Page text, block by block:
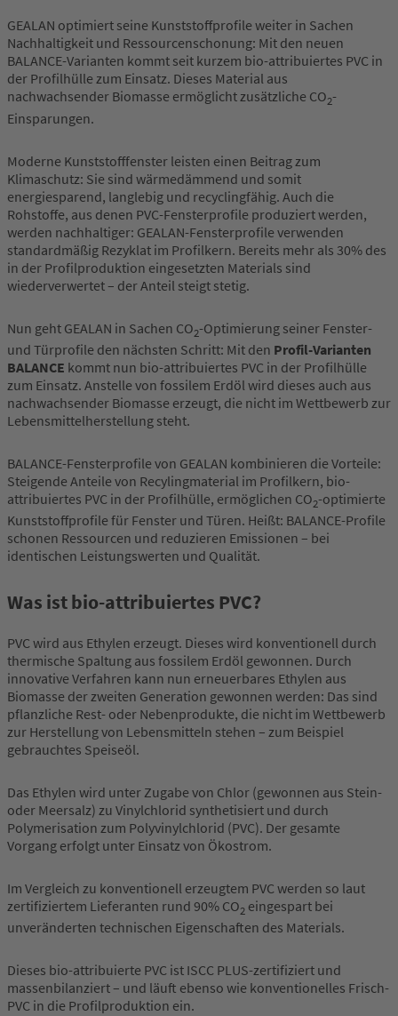
GEALAN optimiert seine Kunststoffprofile weiter in Sachen
Nachhaltigkeit und Ressourcenschonung: Mit den neuen
BALANCE-Varianten kommt seit kurzem bio-attribuiertes PVC in
der Profilhülle zum Einsatz. Dieses Material aus
nachwachsender Biomasse ermöglicht zusätzliche CO2-
Einsparungen.
Moderne Kunststofffenster leisten einen Beitrag zum
Klimaschutz: Sie sind wärmedämmend und somit
energiesparend, langlebig und recyclingfähig. Auch die
Rohstoffe, aus denen PVC-Fensterprofile produziert werden,
werden nachhaltiger: GEALAN-Fensterprofile verwenden
standardmäßig Rezyklat im Profilkern. Bereits mehr als 30% des
in der Profilproduktion eingesetzten Materials sind
wiederverwertet – der Anteil steigt stetig.
Nun geht GEALAN in Sachen CO2-Optimierung seiner Fenster-
und Türprofile den nächsten Schritt: Mit den Profil-Varianten
BALANCE kommt nun bio-attribuiertes PVC in der Profilhülle
zum Einsatz. Anstelle von fossilem Erdöl wird dieses auch aus
nachwachsender Biomasse erzeugt, die nicht im Wettbewerb zur
Lebensmittelherstellung steht.
BALANCE-Fensterprofile von GEALAN kombinieren die Vorteile:
Steigende Anteile von Recylingmaterial im Profilkern, bio-
attribuiertes PVC in der Profilhülle, ermöglichen CO2-optimierte
Kunststoffprofile für Fenster und Türen. Heißt: BALANCE-Profile
schonen Ressourcen und reduzieren Emissionen – bei
identischen Leistungswerten und Qualität.
Was ist bio-attribuiertes PVC?
PVC wird aus Ethylen erzeugt. Dieses wird konventionell durch
thermische Spaltung aus fossilem Erdöl gewonnen. Durch
innovative Verfahren kann nun erneuerbares Ethylen aus
Biomasse der zweiten Generation gewonnen werden: Das sind
pflanzliche Rest- oder Nebenprodukte, die nicht im Wettbewerb
zur Herstellung von Lebensmitteln stehen – zum Beispiel
gebrauchtes Speiseöl.
Das Ethylen wird unter Zugabe von Chlor (gewonnen aus Stein-
oder Meersalz) zu Vinylchlorid synthetisiert und durch
Polymerisation zum Polyvinylchlorid (PVC). Der gesamte
Vorgang erfolgt unter Einsatz von Ökostrom.
Im Vergleich zu konventionell erzeugtem PVC werden so laut
zertifiziertem Lieferanten rund 90% CO2 eingespart bei
unveränderten technischen Eigenschaften des Materials.
Dieses bio-attribuierte PVC ist ISCC PLUS-zertifiziert und
massenbilanziert – und läuft ebenso wie konventionelles Frisch-
PVC in die Profilproduktion ein.